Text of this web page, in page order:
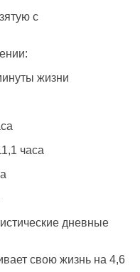
с
жизни
часа
дневные
свою жизнь на 4,6